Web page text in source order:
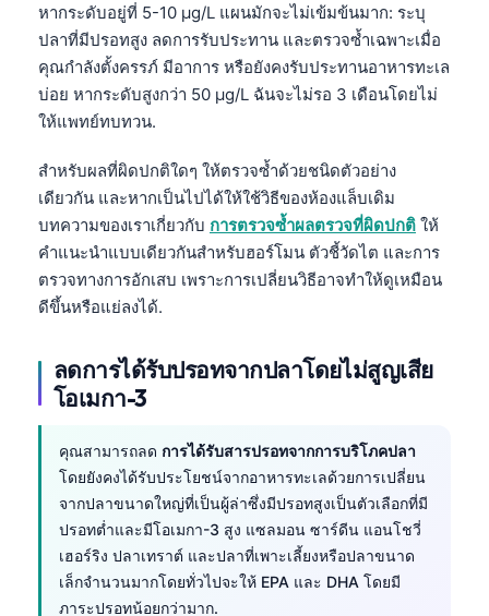
หากระดับอยู่ที่ 5-10 µg/L แผนมักจะไม่เข้มข้นมาก: ระบุ
ปลาที่มีปรอทสูง ลดการรับประทาน และตรวจซ้ำเฉพาะเมื่อ
คุณกำลังตั้งครรภ์ มีอาการ หรือยังคงรับประทานอาหารทะเล
บ่อย หากระดับสูงกว่า 50 µg/L ฉันจะไม่รอ 3 เดือนโดยไม่
ให้แพทย์ทบทวน.
สำหรับผลที่ผิดปกติใดๆ ให้ตรวจซ้ำด้วยชนิดตัวอย่าง
เดียวกัน และหากเป็นไปได้ให้ใช้วิธีของห้องแล็บเดิม
บทความของเราเกี่ยวกับ การตรวจซ้ำผลตรวจที่ผิดปกติ ให้
คำแนะนำแบบเดียวกันสำหรับฮอร์โมน ตัวชี้วัดไต และการ
ตรวจทางการอักเสบ เพราะการเปลี่ยนวิธีอาจทำให้ดูเหมือน
ดีขึ้นหรือแย่ลงได้.
ลดการได้รับปรอทจากปลาโดยไม่สูญเสีย
โอเมกา-3
คุณสามารถลด การได้รับสารปรอทจากการบริโภคปลา
โดยยังคงได้รับประโยชน์จากอาหารทะเลด้วยการเปลี่ยน
จากปลาขนาดใหญ่ที่เป็นผู้ล่าซึ่งมีปรอทสูงเป็นตัวเลือกที่มี
ปรอทต่ำและมีโอเมกา-3 สูง แซลมอน ซาร์ดีน แอนโชวี่
เฮอร์ริง ปลาเทราต์ และปลาที่เพาะเลี้ยงหรือปลาขนาด
เล็กจำนวนมากโดยทั่วไปจะให้ EPA และ DHA โดยมี
ภาระปรอทน้อยกว่ามาก.
简体中文
فارسی
Български
Nederlands
Bahasa Indonesia
Íslenska
Српски језик
Bosanski
Azərbaycan dili
Eesti
日本語
Čeština
ქართული